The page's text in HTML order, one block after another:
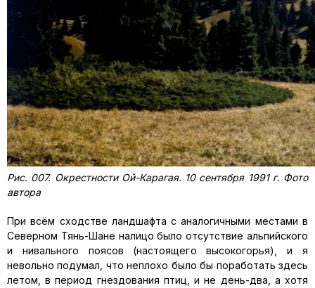
Рис. 007. Окрестности Ой-Карагая. 10 сентября 1991 г. Фото
автора
При всём сходстве ландшафта с аналогичными местами в
Северном Тянь-Шане налицо было отсутствие альпийского
и нивального поясов (настоящего высокогорья), и я
невольно подумал, что неплохо было бы поработать здесь
летом, в период гнездования птиц, и не день-два, а хотя